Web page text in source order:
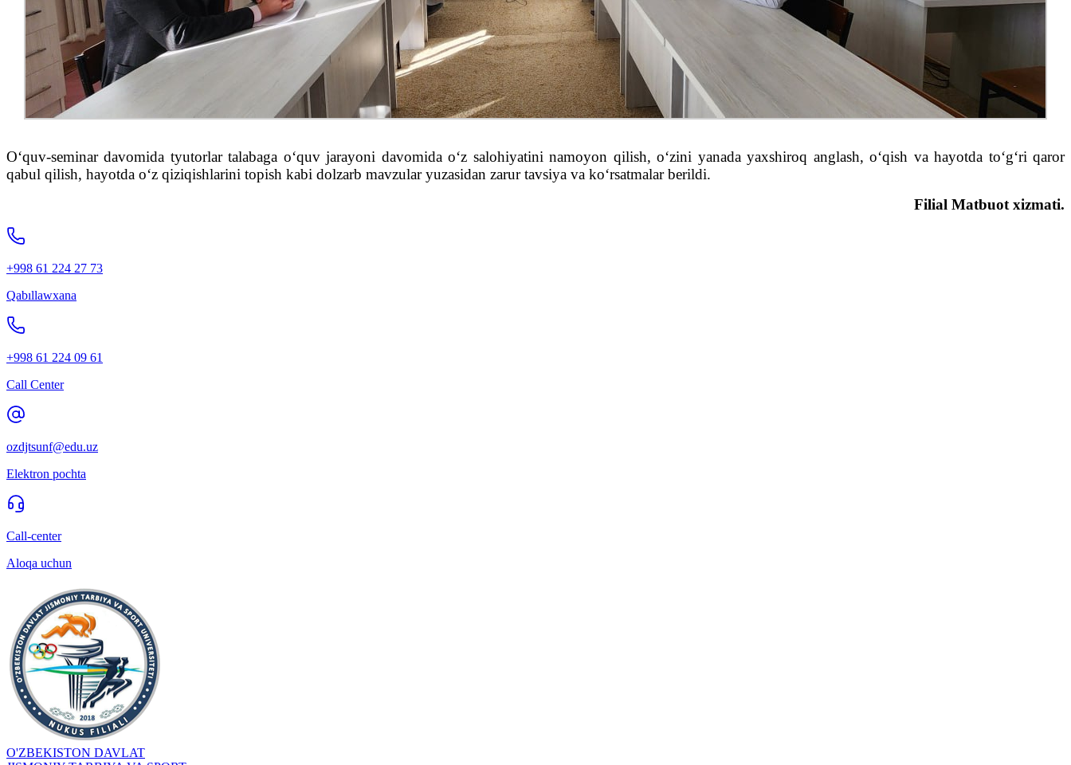
O‘quv-seminar davomida tyutorlar talabaga o‘quv jarayoni davomida o‘z salohiyatini namoyon qilish, o‘zini yanada yaxshiroq anglash, o‘qish va hayotda to‘g‘ri qaror
qabul qilish, hayotda o‘z qiziqishlarini topish kabi dolzarb mavzular yuzasidan zarur tavsiya va ko‘rsatmalar berildi.
Filial Matbuot xizmati.
+998 61 224 27 73
Qabıllawxana
+998 61 224 09 61
Call Center
ozdjtsunf@edu.uz
Elektron pochta
Call-center
Aloqa uchun
O'ZBEKISTON DAVLAT